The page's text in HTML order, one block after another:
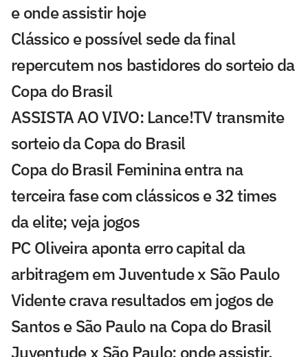
e onde assistir hoje
Clássico e possível sede da final
repercutem nos bastidores do sorteio da
Copa do Brasil
ASSISTA AO VIVO: Lance!TV transmite
sorteio da Copa do Brasil
Copa do Brasil Feminina entra na
terceira fase com clássicos e 32 times
da elite; veja jogos
PC Oliveira aponta erro capital da
arbitragem em Juventude x São Paulo
Vidente crava resultados em jogos de
Santos e São Paulo na Copa do Brasil
Juventude x São Paulo: onde assistir,